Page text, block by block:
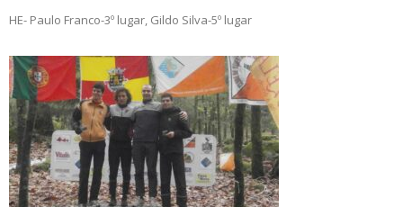
HE- Paulo Franco-3º lugar, Gildo Silva-5º lugar